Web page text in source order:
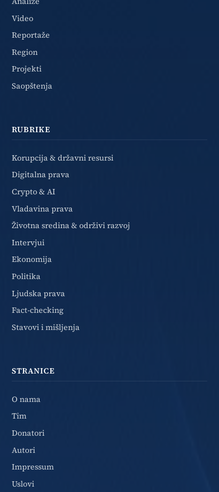
Video
Reportaže
Region
Projekti
Saopštenja
RUBRIKE
Korupcija & državni resursi
Digitalna prava
Crypto & AI
Vladavina prava
Životna sredina & održivi razvoj
Intervjui
Ekonomija
Politika
Ljudska prava
Fact-checking
Stavovi i mišljenja
STRANICE
O nama
Tim
Donatori
Autori
Impressum
Uslovi